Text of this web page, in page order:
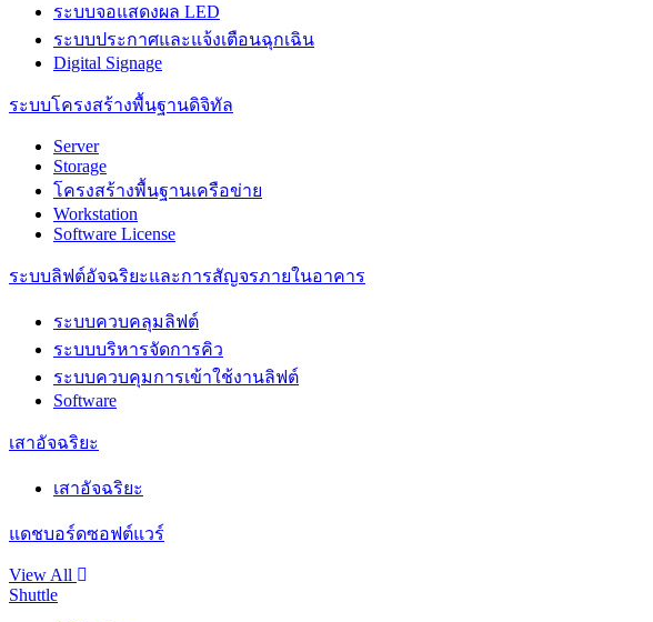
ระบบจอแสดงผล LED
ระบบประกาศและแจ้งเตือนฉุกเฉิน
Digital Signage
ระบบโครงสร้างพื้นฐานดิจิทัล
Server
Storage
โครงสร้างพื้นฐานเครือข่าย
Workstation
Software License
ระบบลิฟต์อัจฉริยะและการสัญจรภายในอาคาร
ระบบควบคลุมลิฟต์
ระบบบริหารจัดการคิว
ระบบควบคุมการเข้าใช้งานลิฟต์
Software
เสาอัจฉริยะ
เสาอัจฉริยะ
แดชบอร์ดซอฟต์แวร์
View All
Shuttle